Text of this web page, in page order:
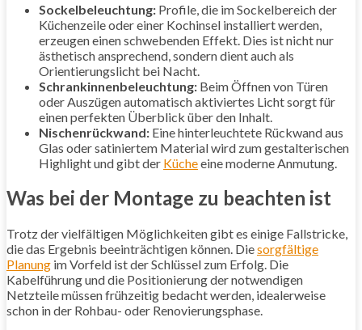
Sockelbeleuchtung: Profile, die im Sockelbereich der
Küchenzeile oder einer Kochinsel installiert werden,
erzeugen einen schwebenden Effekt. Dies ist nicht nur
ästhetisch ansprechend, sondern dient auch als
Orientierungslicht bei Nacht.
Schrankinnenbeleuchtung: Beim Öffnen von Türen
oder Auszügen automatisch aktiviertes Licht sorgt für
einen perfekten Überblick über den Inhalt.
Nischenrückwand: Eine hinterleuchtete Rückwand aus
Glas oder satiniertem Material wird zum gestalterischen
Highlight und gibt der Kücheeine moderne Anmutung.
Was bei der Montage zu beachten ist
Trotz der vielfältigen Möglichkeiten gibt es einige Fallstricke,
die das Ergebnis beeinträchtigen können. Diesorgfältige
Planung im Vorfeld ist der Schlüssel zum Erfolg. Die
Kabelführung und die Positionierung der notwendigen
Netzteile müssen frühzeitig bedacht werden, idealerweise
schon in der Rohbau- oder Renovierungsphase.